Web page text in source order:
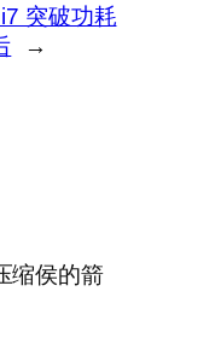
突破功耗
→
缩侯的箭